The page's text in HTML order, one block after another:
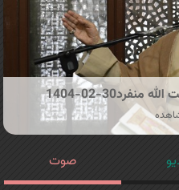
02-1404
صوت